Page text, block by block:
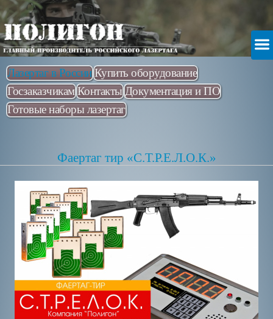
Лазертаг в России Купить оборудование
Госзаказчикам Контакты Документация и ПО
Готовые наборы лазертаг
Фаертаг тир «С.Т.Р.Е.Л.О.К.»